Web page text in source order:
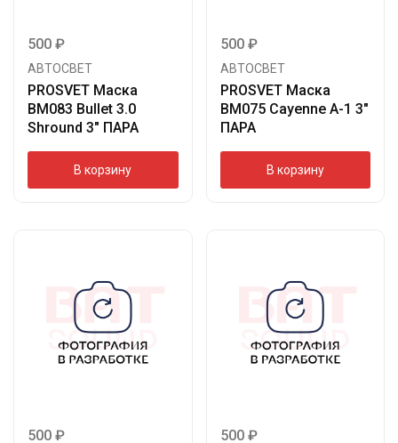
500 ₽
АВТОСВЕТ
PROSVET Маска
BM083 Bullet 3.0
Shround 3″ ПАРА
В корзину
500 ₽
АВТОСВЕТ
PROSVET Маска
BM075 Cayenne A-1 3″
ПАРА
В корзину
500 ₽ 500 ₽